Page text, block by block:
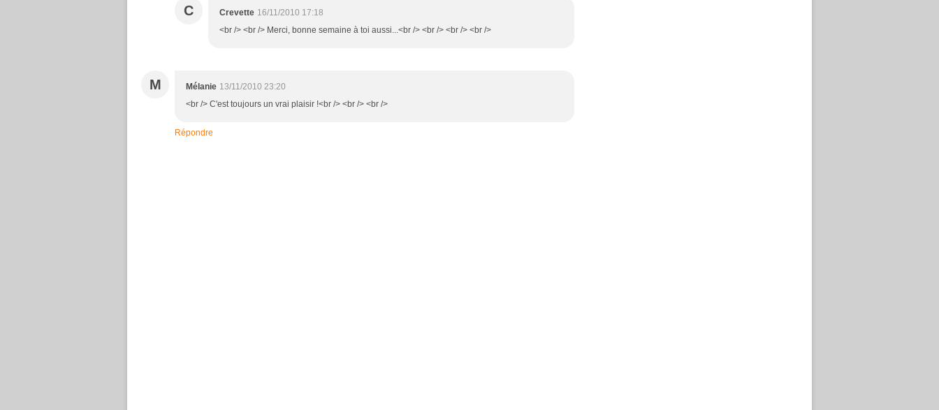
C Crevette 16/11/2010 17:18
<br /> <br /> Merci, bonne semaine à toi aussi...<br /> <br /> <br /> <br />
M Mélanie 13/11/2010 23:20
<br /> C'est toujours un vrai plaisir !<br /> <br /> <br />
Répondre